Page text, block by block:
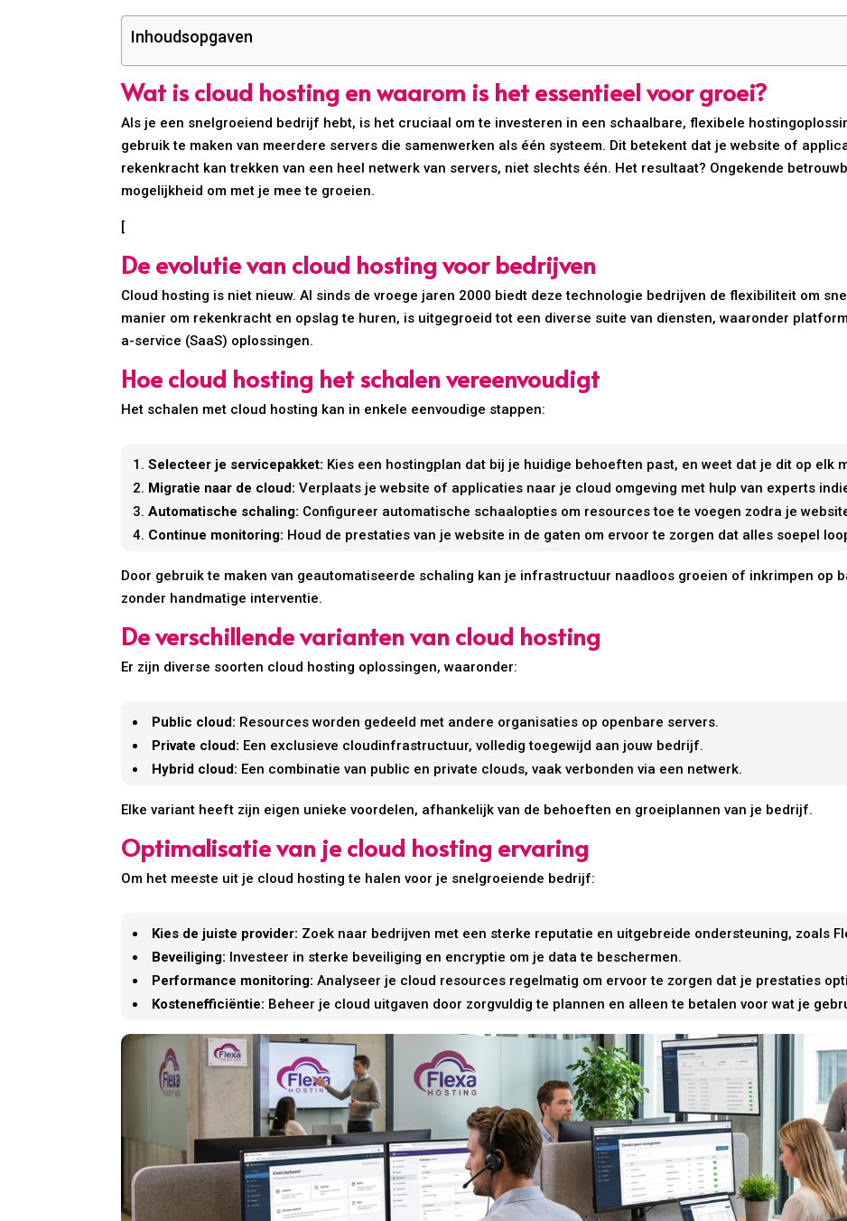
Inhoudsopgaven
Wat is cloud hosting en waarom is het essentieel voor groei?
Als je een snelgroeiend bedrijf hebt, is het cruciaal om te investeren in een schaalbare, flexibele
gebruik te maken van meerdere servers die samenwerken als één systeem. Dit betekent dat je website of
rekenkracht kan trekken van een heel netwerk van servers, niet slechts één. Het resultaat? Ongekende
mogelijkheid om met je mee te groeien.
[
De evolutie van cloud hosting voor bedrijven
Cloud hosting is niet nieuw. Al sinds de vroege jaren 2000 biedt deze technologie bedrijven de flexibiliteit om
manier om rekenkracht en opslag te huren, is uitgegroeid tot een diverse suite van diensten, waaronder
a-service (SaaS) oplossingen.
Hoe cloud hosting het schalen vereenvoudigt
Het schalen met cloud hosting kan in enkele eenvoudige stappen:
Selecteer je servicepakket: Kies een hostingplan dat bij je huidige behoeften past, en weet dat je dit op elk
Migratie naar de cloud: Verplaats je website of applicaties naar je cloud omgeving met hulp van experts
Automatische schaling: Configureer automatische schaalopties om resources toe te voegen zodra je
Continue monitoring: Houd de prestaties van je website in de gaten om ervoor te zorgen dat alles soepel
Door gebruik te maken van geautomatiseerde schaling kan je infrastructuur naadloos groeien of inkrimpen op
zonder handmatige interventie.
De verschillende varianten van cloud hosting
Er zijn diverse soorten cloud hosting oplossingen, waaronder:
Public cloud: Resources worden gedeeld met andere organisaties op openbare servers.
Private cloud: Een exclusieve cloudinfrastructuur, volledig toegewijd aan jouw bedrijf.
Hybrid cloud: Een combinatie van public en private clouds, vaak verbonden via een netwerk.
Elke variant heeft zijn eigen unieke voordelen, afhankelijk van de behoeften en groeiplannen van je bedrijf.
Optimalisatie van je cloud hosting ervaring
Om het meeste uit je cloud hosting te halen voor je snelgroeiende bedrijf:
Kies de juiste provider: Zoek naar bedrijven met een sterke reputatie en uitgebreide ondersteuning, zoals
Beveiliging: Investeer in sterke beveiliging en encryptie om je data te beschermen.
Performance monitoring: Analyseer je cloud resources regelmatig om ervoor te zorgen dat je prestaties
Kostenefficiëntie: Beheer je cloud uitgaven door zorgvuldig te plannen en alleen te betalen voor wat je